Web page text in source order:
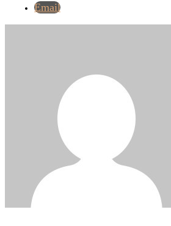
Email